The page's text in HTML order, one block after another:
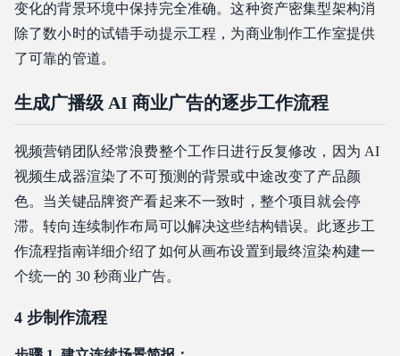
变化的背景环境中保持完全准确。这种资产密集型架构消
除了数小时的试错手动提示工程，为商业制作工作室提供
了可靠的管道。
生成广播级 AI 商业广告的逐步工作流程
视频营销团队经常浪费整个工作日进行反复修改，因为 AI
视频生成器渲染了不可预测的背景或中途改变了产品颜
色。当关键品牌资产看起来不一致时，整个项目就会停
滞。转向连续制作布局可以解决这些结构错误。此逐步工
作流程指南详细介绍了如何从画布设置到最终渲染构建一
个统一的 30 秒商业广告。
4 步制作流程